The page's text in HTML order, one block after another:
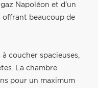
Napoléon et d'un
offrant beaucoup de
coucher spacieuses,
La chambre
pour un maximum